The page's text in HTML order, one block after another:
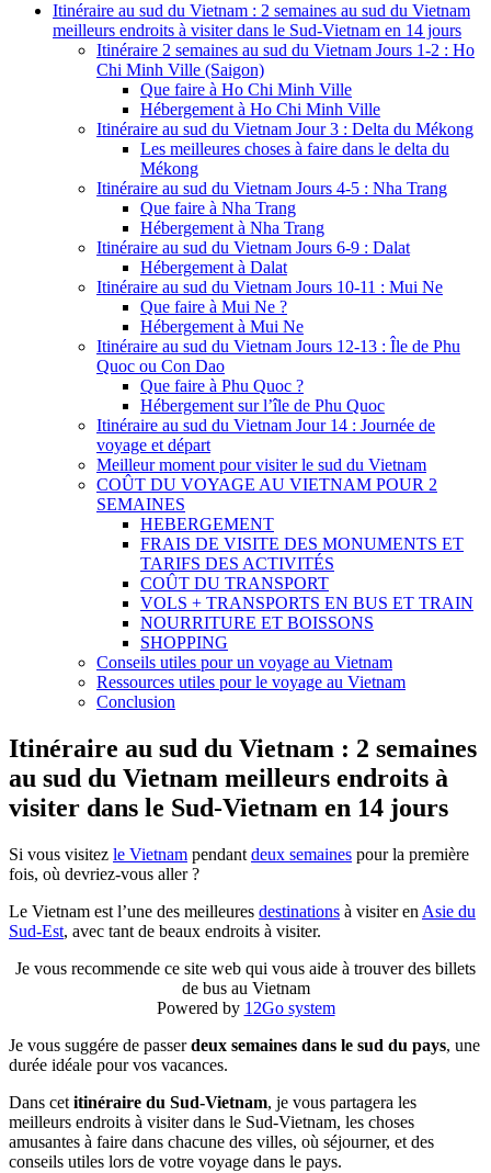
Itinéraire au sud du Vietnam : 2 semaines au sud du Vietnam
meilleurs endroits à visiter dans le Sud-Vietnam en 14 jours
Itinéraire 2 semaines au sud du Vietnam Jours 1-2 : Ho
Chi Minh Ville (Saigon)
Que faire à Ho Chi Minh Ville
Hébergement à Ho Chi Minh Ville
Itinéraire au sud du Vietnam Jour 3 : Delta du Mékong
Les meilleures choses à faire dans le delta du
Mékong
Itinéraire au sud du Vietnam Jours 4-5 : Nha Trang
Que faire à Nha Trang
Hébergement à Nha Trang
Itinéraire au sud du Vietnam Jours 6-9 : Dalat
Hébergement à Dalat
Itinéraire au sud du Vietnam Jours 10-11 : Mui Ne
Que faire à Mui Ne ?
Hébergement à Mui Ne
Itinéraire au sud du Vietnam Jours 12-13 : Île de Phu
Quoc ou Con Dao
Que faire à Phu Quoc ?
Hébergement sur l’île de Phu Quoc
Itinéraire au sud du Vietnam Jour 14 : Journée de
voyage et départ
Meilleur moment pour visiter le sud du Vietnam
COÛT DU VOYAGE AU VIETNAM POUR 2
SEMAINES
HEBERGEMENT
FRAIS DE VISITE DES MONUMENTS ET
TARIFS DES ACTIVITÉS
COÛT DU TRANSPORT
VOLS + TRANSPORTS EN BUS ET TRAIN
NOURRITURE ET BOISSONS
SHOPPING
Conseils utiles pour un voyage au Vietnam
Ressources utiles pour le voyage au Vietnam
Conclusion
Itinéraire au sud du Vietnam : 2 semaines
au sud du Vietnam meilleurs endroits à
visiter dans le Sud-Vietnam en 14 jours
Si vous visitez le Vietnam pendant deux semaines pour la première
fois, où devriez-vous aller ?
Le Vietnam est l’une des meilleures destinations à visiter en Asie du
Sud-Est, avec tant de beaux endroits à visiter.
Je vous recommende ce site web qui vous aide à trouver des billets
de bus au Vietnam
Powered by 12Go system
Je vous suggére de passerdeux semaines dans le sud du pays, une
durée idéale pour vos vacances.
Dans cet itinéraire du Sud-Vietnam, je vous partagera les
meilleurs endroits à visiter dans le Sud-Vietnam, les choses
amusantes à faire dans chacune des villes, où séjourner, et des
conseils utiles lors de votre voyage dans le pays.